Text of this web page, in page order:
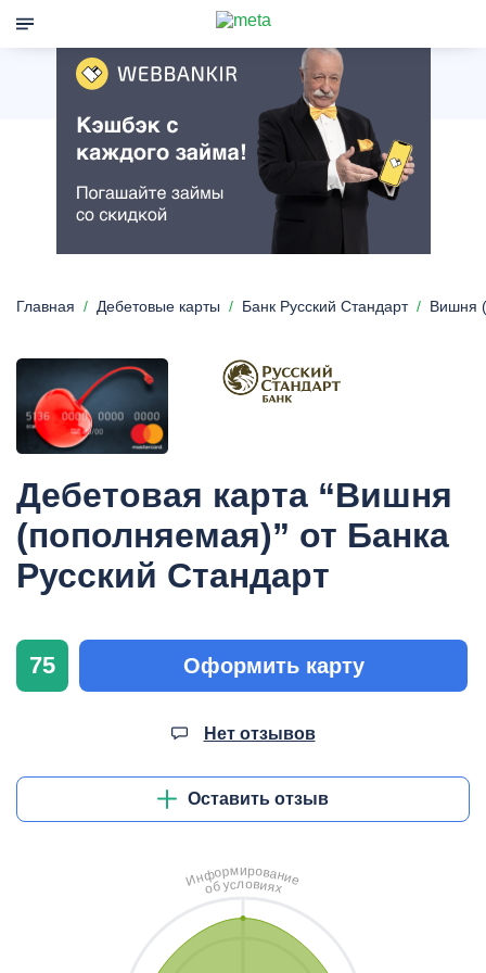
Главная Дебетовые карты Банк Русский Стандарт Вишня
Дебетовая карта “Вишня
(пополняемая)” от Банка
Русский Стандарт
75 Оформить карту
Нет отзывов
Оставить отзыв
Информирование
обусловиях